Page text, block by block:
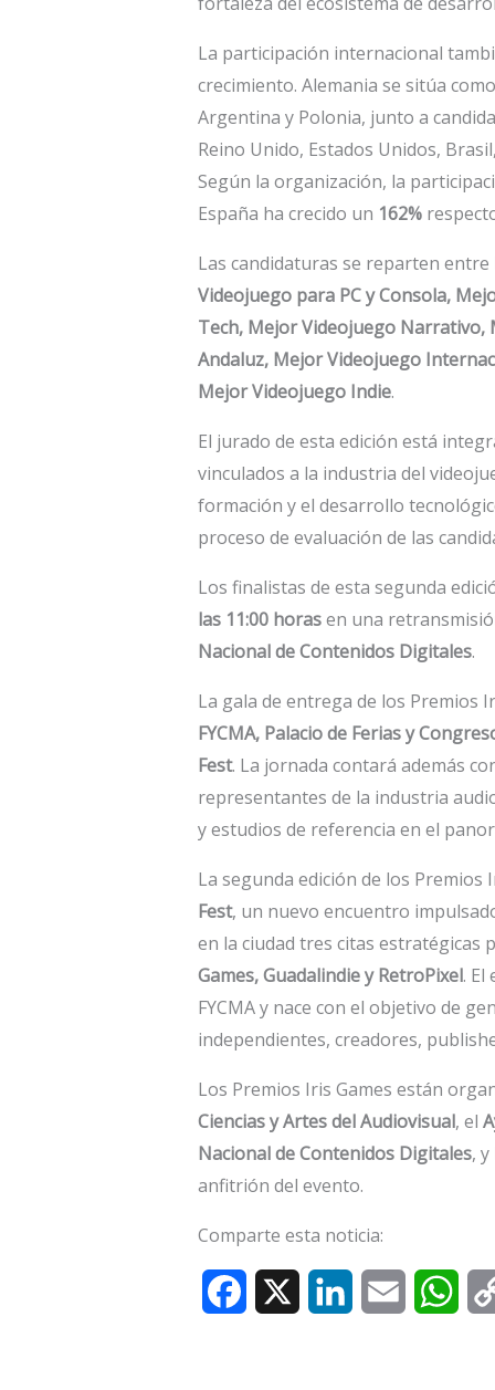
La participación internacional
crecimiento. Alemania se sitúa
Argentina y Polonia, junto a
Reino Unido, Estados Unidos,
Según la organización, la
España ha crecido un 162%
Las candidaturas se reparten
Videojuego para PC y Consola,
Tech, Mejor Videojuego Narrativo,
Andaluz, Mejor Videojuego
Mejor Videojuego Indie.
El jurado de esta edición está
vinculados a la industria del
formación y el desarrollo
proceso de evaluación de las
Los finalistas de esta segunda
las 11:00 horasen una
Nacional de Contenidos Digitales.
La gala de entrega de los Premios
FYCMA, Palacio de Ferias y
Fest. La jornada contará además
representantes de la industria
y estudios de referencia en el
La segunda edición de los Premios
Fest, un nuevo encuentro
en la ciudad tres citas estratégicas
Games, Guadalindie y RetroPixel. El
FYCMA y nace con el objetivo de
independientes, creadores,
Los Premios Iris Games están
Ciencias y Artes del Audiovisual, el
Nacional de Contenidos Digitales, y
anfitrión del evento.
Comparte esta noticia:
W